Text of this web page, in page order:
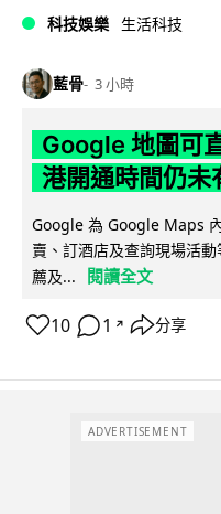
科技娛樂 生活科技
藍骨 3 小時
Google 地圖可
港開通時間仍未
Google 為 Google Maps
賣、訂酒店及查詢現場活
薦及...
閱讀全文
10 1 ↗ 分享
ADVERTISEMENT